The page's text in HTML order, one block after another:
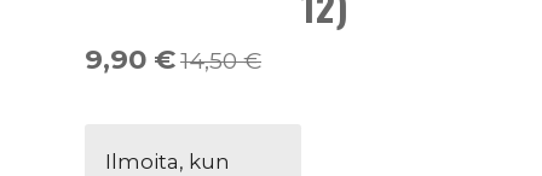
9,90 €14,50 €
Ilmoita, kun